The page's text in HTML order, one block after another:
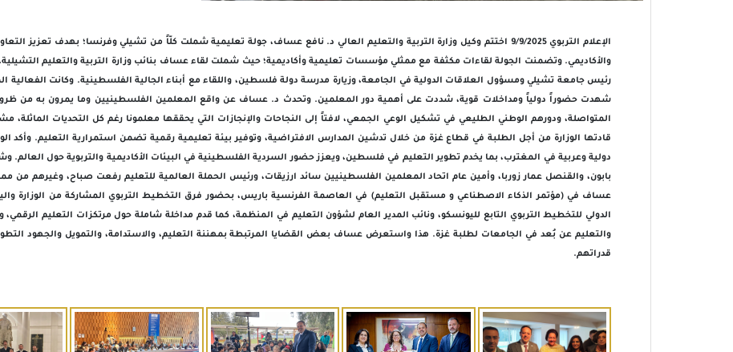
الإعلام التربوي 9/9/2025 اختتم وكيل وزارة التربية والتعليم العالي د. نافع عساف، جولة تعليمية شملت كلّاً من تشيلي وفرنسا؛ بهدف
والأكاديمي. وتضمنت الجولة لقاءات مكثفة مع ممثلي مؤسسات تعليمية وأكاديمية؛ حيث شملت لقاء عساف بنائب وزارة التربية والتعليم التشيلية،
رئيس جامعة تشيلي ومسؤول العلاقات الدولية في الجامعة، وزيارة مدرسة دولة فلسطين، واللقاء مع أبناء الجالية الفلسطينية. وكانت الفعالية
شهدت حضوراً دولياً ومداخلات قوية، شددت على أهمية دور المعلمين. وتحدث د. عساف عن واقع المعلمين الفلسطينيين وما يمرون به من ظروف
المتواصلة، ودورهم الوطني الطليعي في تشكيل الوعي الجمعي، لافتاً إلى النجاحات والإنجازات التي يحققها معلمونا رغم كل التحديات
قادتها الوزارة من أجل الطلبة في قطاع غزة من خلال تدشين المدارس الافتراضية، وتوفير بيئة تعليمية رقمية تضمن استمرارية التعليم.
دولية وعربية في المغترب، بما يخدم تطوير التعليم في فلسطين، ويعزز حضور السردية الفلسطينية في البيئات الأكاديمية والتربوية حول
بابون، والقنصل عمار زوربا، وأمين عام اتحاد المعلمين الفلسطينيين سائد ارزيقات، ورئيس الحملة العالمية للتعليم رفعت صباح،
عساف في (مؤتمر الذكاء الاصطناعي و مستقبل التعليم) في العاصمة الفرنسية باريس، بحضور فرق التخطيط التربوي المشاركة من الوزارة
الدولي للتخطيط التربوي التابع لليونسكو، ونائب المدير العام لشؤون التعليم في المنظمة، كما قدم مداخلة شاملة حول مرتكزات التعليم
والتعليم عن بُعد في الجامعات لطلبة غزة. هذا واستعرض عساف بعض القضايا المرتبطة بمهننة التعليم، والاستدامة، والتمويل والجهود
قدراتهم.